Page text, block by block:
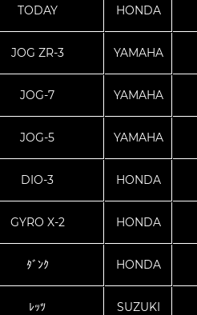
TODAY HONDA
JOG ZR-3 YAMAHA
JOG-7 YAMAHA
JOG-5 YAMAHA
DIO-3 HONDA
GYRO X-2 HONDA
ﾀﾞﾝｸ HONDA
ﾚｯﾂ SUZUKI